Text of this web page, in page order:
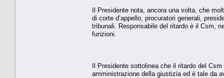
Il Presidente nota, ancora una volta, che
di corte d’appello, procuratori generali,
tribunali. Responsabile del ritardo è il Csm,
funzioni.
Il Presidente sottolinea che il ritardo del
amministrazione della giustizia ed è tale da